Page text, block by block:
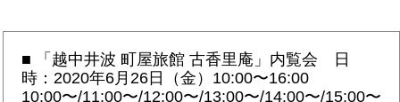
■ 「越中井波 町屋旅館 古香里庵」内覧会 日
時：2020年6月26日（金）10:00〜16:00
10:00〜/11:00〜/12:00〜/13:00〜/14:00〜/15:00〜